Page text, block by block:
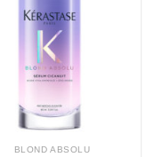
BLOND ABSOLU